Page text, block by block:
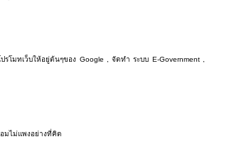
มทเว็บให้อยู่ต้นๆของ Google , จัดทำ ระบบ E-Government ,
มไม่แพงอย่างที่คิด